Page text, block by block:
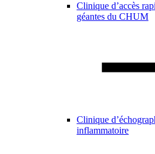
Clinique d’accès
géantes du CHUM
Clinique
inflammatoire